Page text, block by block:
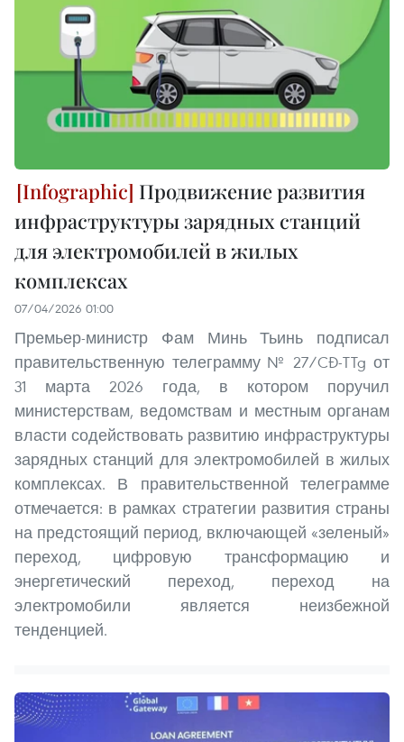
Продвижение развития
инфраструктуры зарядных станций
для электромобилей в жилых
комплексах
07/04/2026 01:00
Премьер-министр Фам Минь Тьинь подписал
правительственную телеграмму № 27/CĐ-TTg от
31 марта 2026 года, в котором поручил
министерствам, ведомствам и местным органам
власти содействовать развитию инфраструктуры
зарядных станций для электромобилей в жилых
комплексах. В правительственной телеграмме
отмечается: в рамках стратегии развития страны
на предстоящий период, включающей «зеленый»
переход, цифровую трансформацию и
энергетический переход, переход на
электромобили является неизбежной
тенденцией.